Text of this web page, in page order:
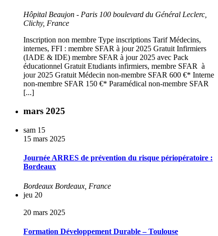
Hôpital Beaujon - Paris 100 boulevard du Général Leclerc,
Clichy, France
Inscription non membre Type inscriptions Tarif Médecins,
internes, FFI : membre SFAR à jour 2025 Gratuit Infirmiers
(IADE & IDE) membre SFAR à jour 2025 avec Pack
éducationnel Gratuit Etudiants infirmiers, membre SFAR à
jour 2025 Gratuit Médecin non-membre SFAR 600 €* Interne
non-membre SFAR 150 €* Paramédical non-membre SFAR
[...]
mars 2025
sam 15
15 mars 2025
Journée ARRES de prévention du risque périopératoire :
Bordeaux
Bordeaux Bordeaux, France
jeu 20
20 mars 2025
Formation Développement Durable – Toulouse